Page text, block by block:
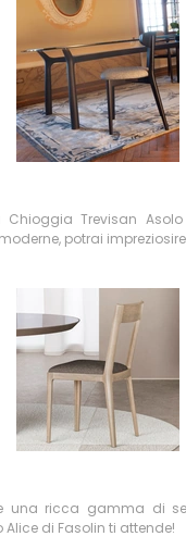
Trevisan
potrai
una ricca gamma di
di Fasolin ti attende!